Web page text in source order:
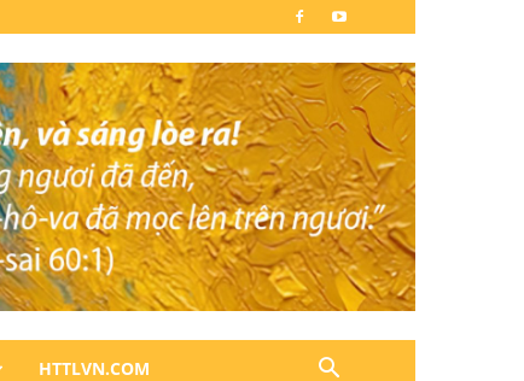
HTTLVN.COM